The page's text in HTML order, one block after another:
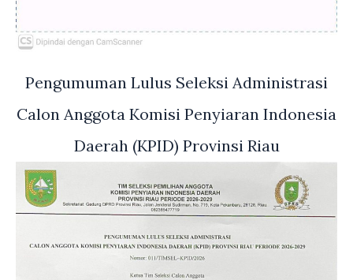
Pengumuman Lulus Seleksi Administrasi
Calon Anggota Komisi Penyiaran Indonesia
Daerah (KPID) Provinsi Riau